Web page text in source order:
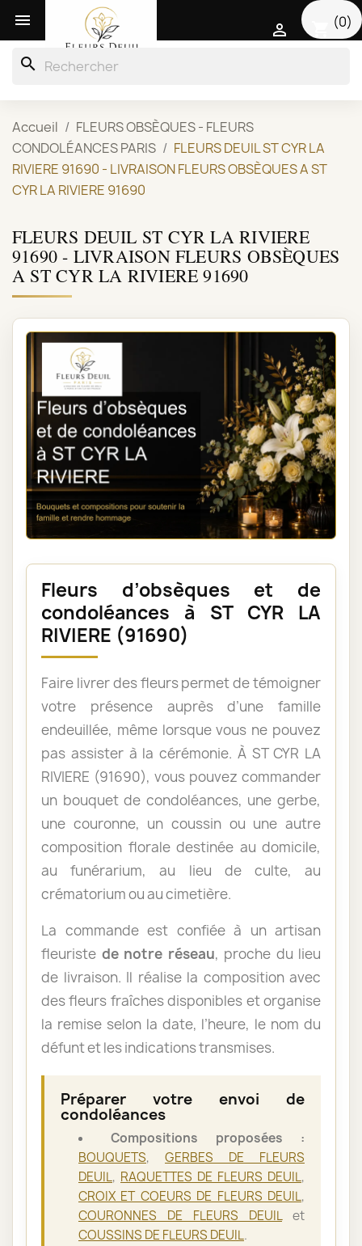
 (0)

search
Accueil
FLEURS OBSÈQUES - FLEURS
CONDOLÉANCES PARIS
FLEURS DEUIL ST CYR LA
RIVIERE 91690 - LIVRAISON FLEURS OBSÈQUES A ST
CYR LA RIVIERE 91690
FLEURS DEUIL ST CYR LA RIVIERE
91690 - LIVRAISON FLEURS OBSÈQUES
A ST CYR LA RIVIERE 91690
Fleurs d’obsèques et de
condoléances à ST CYR LA
RIVIERE (91690)
Faire livrer des fleurs permet de témoigner
votre présence auprès d’une famille
endeuillée, même lorsque vous ne pouvez
pas assister à la cérémonie. À ST CYR LA
RIVIERE (91690), vous pouvez commander
un bouquet de condoléances, une gerbe,
une couronne, un coussin ou une autre
composition florale destinée au domicile,
au funérarium, au lieu de culte, au
crématorium ou au cimetière.
La commande est confiée à un artisan
fleuriste de notre réseau, proche du lieu
de livraison. Il réalise la composition avec
des fleurs fraîches disponibles et organise
la remise selon la date, l’heure, le nom du
défunt et les indications transmises.
Préparer votre envoi de
condoléances
Compositions proposées :
BOUQUETS, GERBES DE FLEURS
DEUIL, RAQUETTES DE FLEURS DEUIL,
CROIX ET COEURS DE FLEURS DEUIL,
COURONNES DE FLEURS DEUILet
COUSSINS DE FLEURS DEUIL.